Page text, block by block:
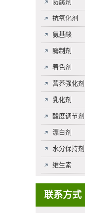
防腐剂
抗氧化剂
氨基酸
酶制剂
着色剂
营养强化剂
乳化剂
酸度调节剂
漂白剂
水分保持剂
维生素
联系方式